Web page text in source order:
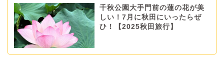
千秋公園大手門前の蓮の花が美
しい！7月に秋田にいったらぜ
ひ！【2025秋田旅行】